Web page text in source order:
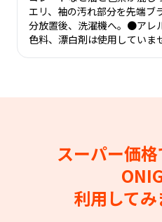
エリ、袖の汚れ部分を先端ブ
分放置後、洗濯機へ。●アレ
色料、漂白剤は使用していま
スーパー価
利用してみ